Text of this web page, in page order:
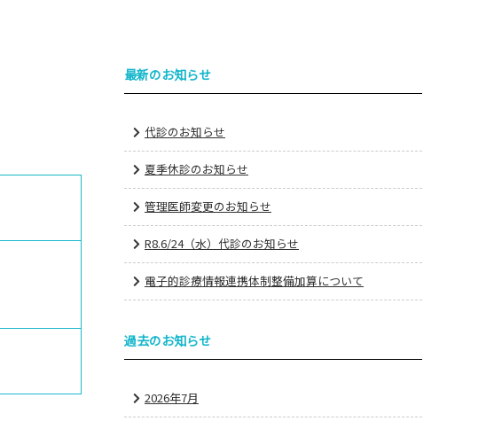
最新のお知らせ
代診のお知らせ
夏季休診のお知らせ
管理医師変更のお知らせ
R8.6/24（水）代診のお知らせ
電子的診療情報連携体制整備加算について
過去のお知らせ
2026年7月